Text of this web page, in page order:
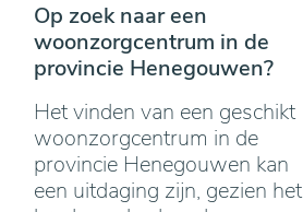
Op zoek naar een
woonzorgcentrum in de
provincie Henegouwen?
Het vinden van een geschikt
woonzorgcentrum in de
provincie Henegouwen kan
een uitdaging zijn, gezien het